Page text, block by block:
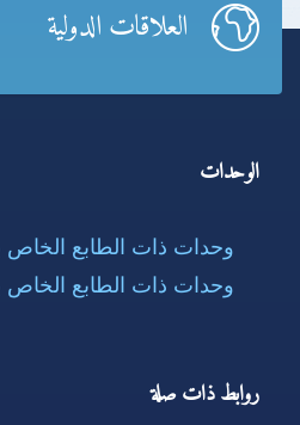
العلاقات الدولية
الوحدات
وحدات ذات الطابع الخاص
وحدات ذات الطابع الخاص
روابط ذات صلة